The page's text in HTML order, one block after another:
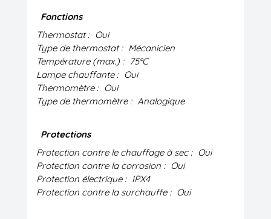
Fonctions
Thermostat : Oui
Type de thermostat : Mécanicien
Température (max.) : 75ºC
Lampe chauffante : Oui
Thermomètre : Oui
Type de thermomètre : Analogique
Protections
Protection contre le chauffage à sec : Oui
Protection contre la corrosion : Oui
Protection électrique : IPX4
Protection contre la surchauffe : Oui